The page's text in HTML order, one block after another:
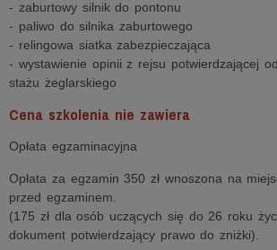
- zaburtowy silnik do pontonu
- paliwo do silnika zaburtowego
- relingowa siatka zabezpieczająca
- wystawienie opinii z rejsu potwierdzającej
stażu żeglarskiego
Cena szkolenia nie zawiera
Opłata egzaminacyjna
Opłata za egzamin 350 zł wnoszona na
przed egzaminem.
(175 zł dla osób uczących się do 26 roku
dokument potwierdzający prawo do zniżki).